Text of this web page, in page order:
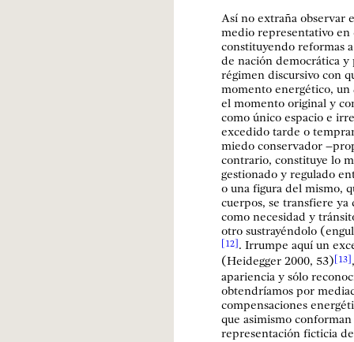
Así no extraña observar
medio representativo en
constituyendo reformas
de nación democrática y
régimen discursivo con
momento energético, un
el momento original y
como único espacio e
excedido tarde o
miedo conservador
contrario, constituye lo
gestionado y regulado
o una figura del mismo,
cuerpos, se transfiere ya
como necesidad y
otro sustrayéndolo
[12] . Irrumpe aquí un
(Heidegger 2000, 53) [13]
apariencia y sólo
obtendríamos por
compensaciones
que asimismo
representación ficticia